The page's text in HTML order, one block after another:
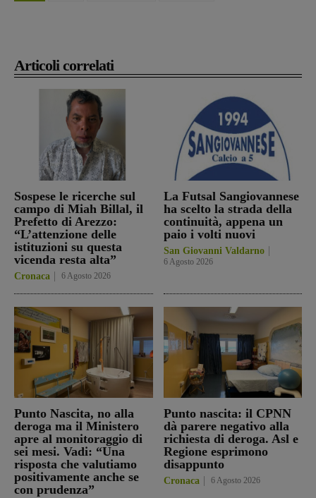
Articoli correlati
Sospese le ricerche sul
campo di Miah Billal, il
Prefetto di Arezzo:
“L’attenzione delle
istituzioni su questa
vicenda resta alta”
Cronaca 6 Agosto 2026
La Futsal Sangiovannese
ha scelto la strada della
continuità, appena un
paio i volti nuovi
San Giovanni Valdarno
6 Agosto 2026
Punto Nascita, no alla
deroga ma il Ministero
apre al monitoraggio di
sei mesi. Vadi: “Una
risposta che valutiamo
positivamente anche se
con prudenza”
Punto nascita: il CPNN
dà parere negativo alla
richiesta di deroga. Asl e
Regione esprimono
disappunto
Cronaca 6 Agosto 2026